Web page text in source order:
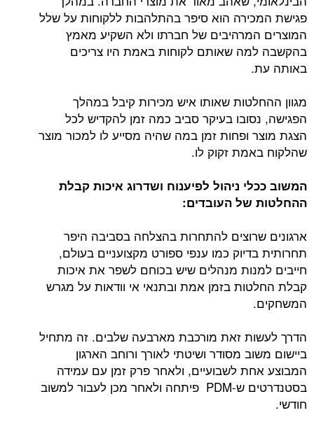
פגישת המכירה הוא סיפר בהתלהבות ללקוחות על שלל
המוצרים המרהיבים של חברתו ולא השקיע מאמץ
בהקשבה למה שאותם לקוחות באמת היו צריכים
באותה עת.
מגוון ההחלטות שאותו איש מכירות קיבל במהלך
הפגישה, נסובו בעיקר סביב כמה זמן להקדיש לכל
הצגת מוצר ופחות זמן במה שהיה מסייע לו למכור מוצר
שהלקוח באמת זקוק לו.
המשוב ככלי ניהול לפיענוח ושדרוג איכות קבלת
ההחלטות של העובדים:
ארגונים שרוצים להתחרות בהצלחה בסביבה היפר
תחרותית בדיוק כמו ענפי ספורט מקצועניים בעולם,
חייבים למנות מנהלים שיש בכוחם לשפר את איכות
קבלת החלטות בזמן אמת ובתנאי אי וודאות על מגרש
המשחקים.
הדרך לעשות זאת מורכבת מארבעה שלבים. זה מתחיל
ביישום משוב מסודר ושיטתי לאורך ורוחב הארגון
המבוצע אחת לשבועיים, ולאחר פרק זמן עם עמידה
בסטנדרטים ש-PDM פיתחה ולאחר מכן לעבור למשוב
חודשי.